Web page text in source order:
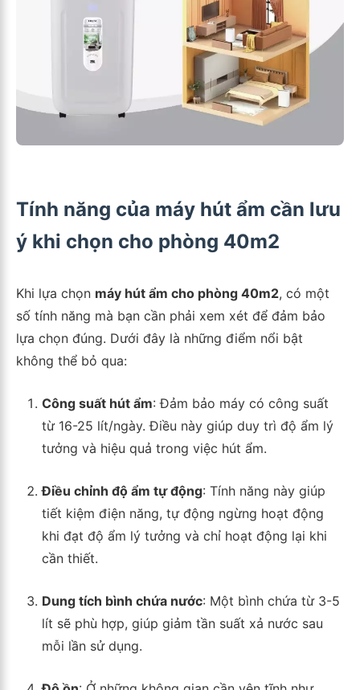
Tính năng của máy hút ẩm cần lưu
ý khi chọn cho phòng 40m2
Khi lựa chọn máy hút ẩm cho phòng 40m2, có một
số tính năng mà bạn cần phải xem xét để đảm bảo
lựa chọn đúng. Dưới đây là những điểm nổi bật
không thể bỏ qua:
Công suất hút ẩm: Đảm bảo máy có công suất
từ 16-25 lít/ngày. Điều này giúp duy trì độ ẩm lý
tưởng và hiệu quả trong việc hút ẩm.
Điều chỉnh độ ẩm tự động: Tính năng này giúp
tiết kiệm điện năng, tự động ngừng hoạt động
khi đạt độ ẩm lý tưởng và chỉ hoạt động lại khi
cần thiết.
Dung tích bình chứa nước: Một bình chứa từ 3-5
lít sẽ phù hợp, giúp giảm tần suất xả nước sau
mỗi lần sử dụng.